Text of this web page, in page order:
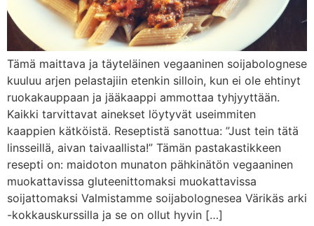
Tämä maittava ja täyteläinen vegaaninen soijabolognese
kuuluu arjen pelastajiin etenkin silloin, kun ei ole ehtinyt
ruokakauppaan ja jääkaappi ammottaa tyhjyyttään.
Kaikki tarvittavat ainekset löytyvät useimmiten
kaappien kätköistä. Reseptistä sanottua: ”Just tein tätä
linsseillä, aivan taivaallista!” Tämän pastakastikkeen
resepti on: maidoton munaton pähkinätön vegaaninen
muokattavissa gluteenittomaksi muokattavissa
soijattomaksi Valmistamme soijabolognesea Värikäs arki
-kokkauskurssilla ja se on ollut hyvin […]